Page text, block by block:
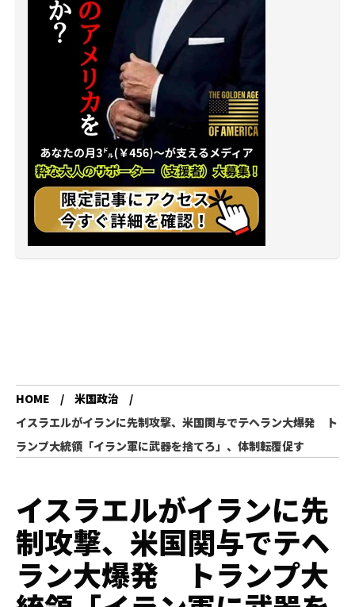
HOME
米国政治
イスラエルがイランに先制攻撃、米国関与でテヘラン大爆発 ト
ランプ大統領「イラン軍に武器を捨てろ」、体制転覆促す
イスラエルがイランに先
制攻撃、米国関与でテヘ
ラン大爆発 トランプ大